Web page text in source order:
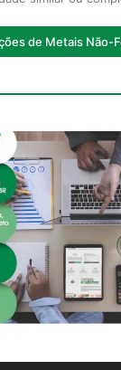
de Metais Não-